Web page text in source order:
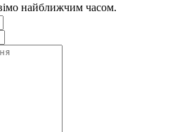
найближчим часом.